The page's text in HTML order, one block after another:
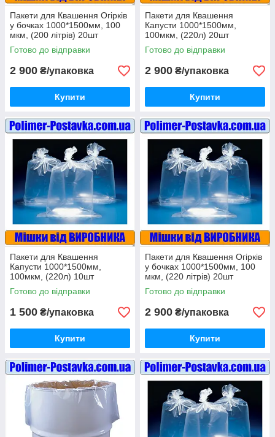
Пакети для Квашення Огірків
у бочках 1000*1500мм, 100
мкм, (200 літрів) 20шт
Готово до відправки
2 900 ₴/упаковка
Купити
Пакети для Квашення
Капусти 1000*1500мм,
100мкм, (220л) 20шт
Готово до відправки
2 900 ₴/упаковка
Купити
Пакети для Квашення
Капусти 1000*1500мм,
100мкм, (220л) 10шт
Готово до відправки
1 500 ₴/упаковка
Купити
Пакети для Квашення Огірків
у бочках 1000*1500мм, 100
мкм, (220 літрів) 20шт
Готово до відправки
2 900 ₴/упаковка
Купити